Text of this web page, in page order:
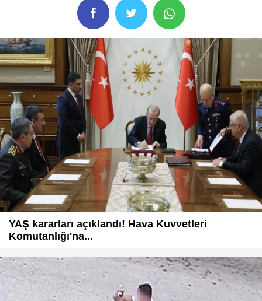
YAŞ kararları açıklandı! Hava Kuvvetleri
Komutanlığı'na...